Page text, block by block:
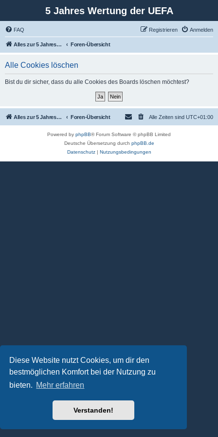
Diese Website nutzt Cookies, um dir den
bestmöglichen Komfort bei der Nutzung zu
bieten. Mehr erfahren
Verstanden!
5 Jahres Wertung der UEFA
FAQ Anmelden
Registrieren
Alles zur 5 Jahreswertung / Tabelle der UEFA mit vielen Statistiken. Foren-Übersicht
Alle Cookies löschen
Bist du dir sicher, dass du alle Cookies des Boards löschen möchtest?
Alles zur 5 Jahreswertung / Tabelle der UEFA mit vielen Statistiken. Foren-Übersicht Alle Zeiten sind UTC+01:00
Powered by phpBB® Forum Software © phpBB Limited
Deutsche Übersetzung durch phpBB.de
Datenschutz| Nutzungsbedingungen